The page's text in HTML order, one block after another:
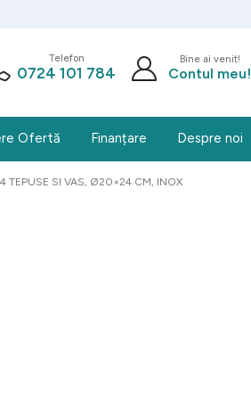
Telefon
0724 101 784
Bine ai venit!
Contul meu!
Ofertă Finanțare Despre noi
TEPUSE SI VAS, Ø20×24 CM, INOX